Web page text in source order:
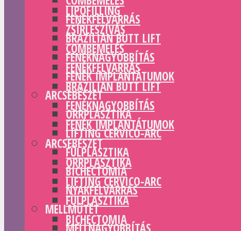
FENÉKFELVARRÁS
BRAZILIAN BUTT LIFT
FENÉKNAGYOBBÍTÁS
FENÉK IMPLANTÁTUMOK
ARCSEBÉSZET
ORRPLASZTIKA
LIFTING CERVICO-ARC
FÜLPLASZTIKA
BICHECTOMIA
NYAKFELVARRÁS
MELLMŰTÉT
LIPOFILLING
ZSÍRLESZÍVÁS
COMBEMELÉS
FENÉKFELVARRÁS
BRAZILIAN BUTT LIFT
FENÉKNAGYOBBÍTÁS
FENÉK IMPLANTÁTUMOK
ARCSEBÉSZET
ORRPLASZTIKA
LIFTING CERVICO-ARC
FÜLPLASZTIKA
BICHECTOMIA